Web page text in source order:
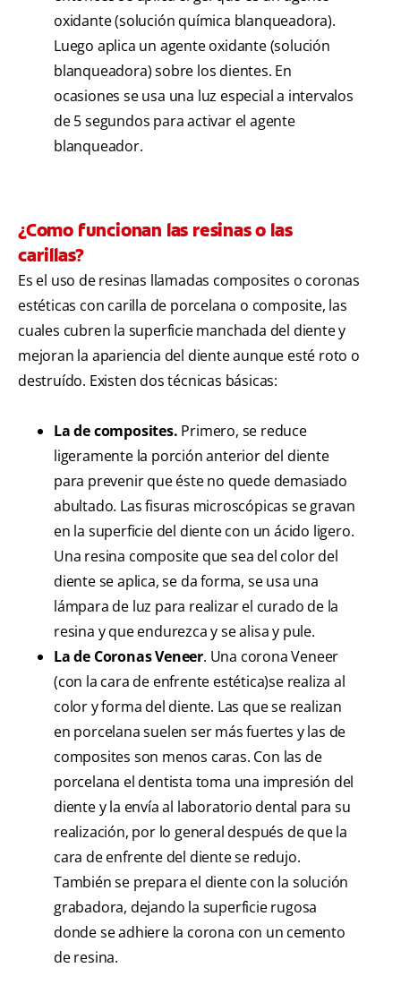
oxidante (solución química blanqueadora).
Luego aplica un agente oxidante (solución
blanqueadora) sobre los dientes. En
ocasiones se usa una luz especial a intervalos
de 5 segundos para activar el agente
blanqueador.
¿Como funcionan las resinas o las
carillas?
Es el uso de resinas llamadas composites o coronas
estéticas con carilla de porcelana o composite, las
cuales cubren la superficie manchada del diente y
mejoran la apariencia del diente aunque esté roto o
destruído. Existen dos técnicas básicas:
La de composites. Primero, se reduce
ligeramente la porción anterior del diente
para prevenir que éste no quede demasiado
abultado. Las fisuras microscópicas se gravan
en la superficie del diente con un ácido ligero.
Una resina composite que sea del color del
diente se aplica, se da forma, se usa una
lámpara de luz para realizar el curado de la
resina y que endurezca y se alisa y pule.
La de Coronas Veneer. Una corona Veneer
(con la cara de enfrente estética)se realiza al
color y forma del diente. Las que se realizan
en porcelana suelen ser más fuertes y las de
composites son menos caras. Con las de
porcelana el dentista toma una impresión del
diente y la envía al laboratorio dental para su
realización, por lo general después de que la
cara de enfrente del diente se redujo.
También se prepara el diente con la solución
grabadora, dejando la superficie rugosa
donde se adhiere la corona con un cemento
de resina.